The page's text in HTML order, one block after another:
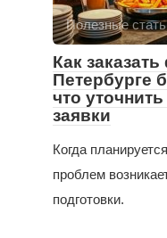
Полезные
Как
Петербурге
что
заявки
Когда
проблем
подготовки.